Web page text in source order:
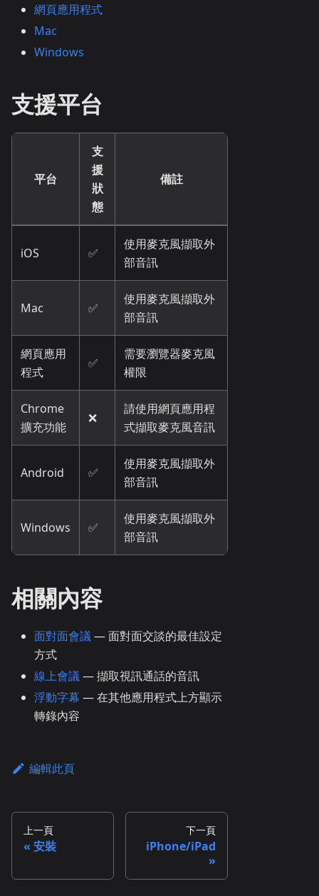
網頁應用程式
Mac
Windows
支援平台
平台
支
援
狀
態
備註
iOS ✅
使用麥克風擷取外
部音訊
Mac ✅
使用麥克風擷取外
部音訊
網頁應用
程式
✅
需要瀏覽器麥克風
權限
Chrome
擴充功能
❌
請使用網頁應用程
式擷取麥克風音訊
Android ✅
使用麥克風擷取外
部音訊
Windows ✅
使用麥克風擷取外
部音訊
相關內容
面對面會議— 面對面交談的最佳設定
方式
線上會議— 擷取視訊通話的音訊
浮動字幕 — 在其他應用程式上方顯示
轉錄內容
編輯此頁
上一頁
安裝
下一頁
iPhone/iPad